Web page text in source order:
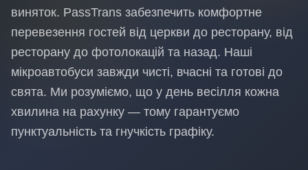
виняток. PassTrans забезпечить комфортне
перевезення гостей від церкви до ресторану, від
ресторану до фотолокацій та назад. Наші
мікроавтобуси завжди чисті, вчасні та готові до
свята. Ми розуміємо, що у день весілля кожна
хвилина на рахунку — тому гарантуємо
пунктуальність та гнучкість графіку.